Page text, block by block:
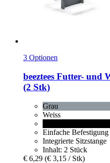
3 Optionen
beeztees Futter-​ und
(2 Stk)
Grau
Weiss
Einfache Befestigung
Integrierte Sitzstange
Inhalt: 2 Stück
€ 6,29 (€ 3,15 / Stk)